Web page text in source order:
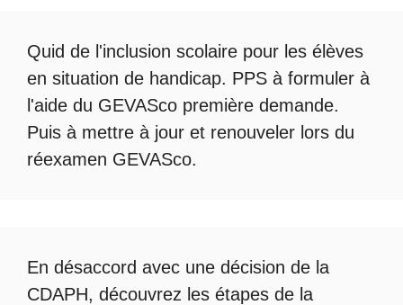
Quid de l'inclusion scolaire pour les élèves
en situation de handicap. PPS à formuler à
l'aide du GEVASco première demande.
Puis à mettre à jour et renouveler lors du
réexamen GEVASco.
En désaccord avec une décision de la
CDAPH, découvrez les étapes de la